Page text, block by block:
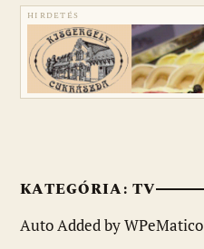
HIRDETÉS
KATEGÓRIA:TV
Auto Added by WPeMatico